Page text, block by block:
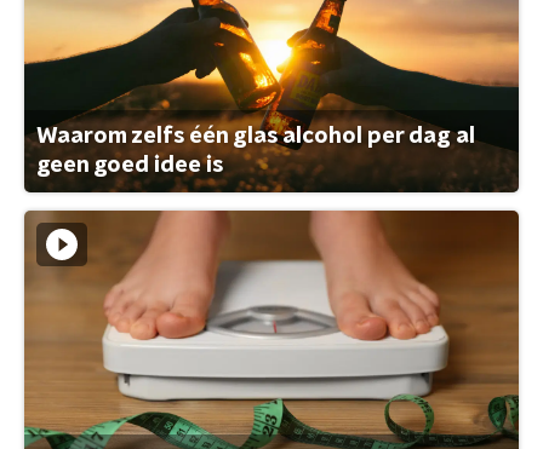
Waarom zelfs één glas alcohol per dag al
geen goed idee is